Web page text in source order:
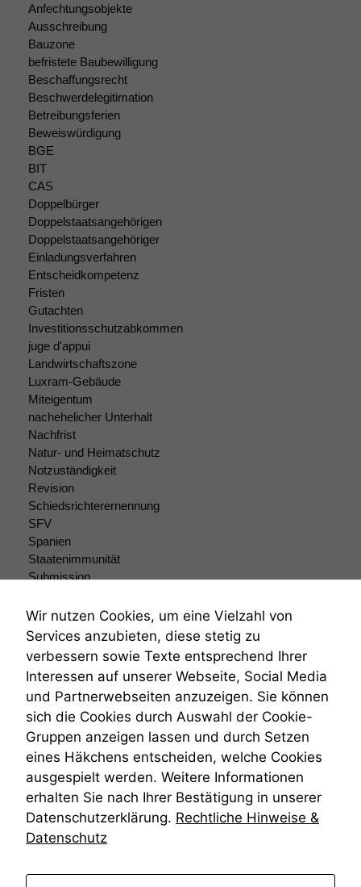
Anfechtungsobjekte
Ausschreibung
Bauzone
befristete Baubewilligung
Beschaffungsrecht
Beschwerdelegitimation
Betreibungsferien
Beweiswürdigung
BGE
BIT
CAS
Doppelbürger
Doppelstaatsangehörigen
Doppelstaatsangehöriger
Einladungsverfahren
Entscheidkompetenz
Fristen
Gutachten
Investitionsschutzabkommen
juge d'appui
Landwirtschaftszone
Luxram-Gebäude
Miteigentum
nachehelicher Unterhalt
Nachfrist
Natur- und Heimatschutz
Notzuständigkeit
Revision
Schiedsrichterernennung
SFV
Spanien
Staatenimmunität
Submission
Teilungsklage
Venezuela
VRK
Wiederherstellungsanordnung
Zivilprozessordnung
ZPO
Zustellfiktion
Zuständigkeit
Öffentliches Personalrecht
Öffentlichkeitsprinzip
Wir nutzen Cookies, um eine Vielzahl von
Services anzubieten, diese stetig zu
verbessern sowie Texte entsprechend Ihrer
Interessen auf unserer Webseite, Social Media
und Partnerwebseiten anzuzeigen. Sie können
sich die Cookies durch Auswahl der Cookie-
Gruppen anzeigen lassen und durch Setzen
eines Häkchens entscheiden, welche Cookies
ausgespielt werden. Weitere Informationen
erhalten Sie nach Ihrer Bestätigung in unserer
Datenschutzerklärung. Rechtliche Hinweise &
Datenschutz